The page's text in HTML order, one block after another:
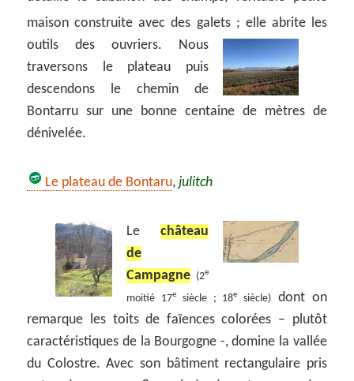
maison construite avec des galets ; elle abrite les
outils des ouvriers. Nous
traversons le plateau puis
descendons le chemin de
Bontarru sur une bonne centaine de mètres de
dénivelée.
Le plateau de Bontaru,julitch
Le château
de
Campagne (2e
moitié 17e siècle ; 18e siècle) dont on
remarque les toits de faïences colorées – plutôt
caractéristiques de la Bourgogne -, domine la vallée
du Colostre. Avec son bâtiment rectangulaire pris